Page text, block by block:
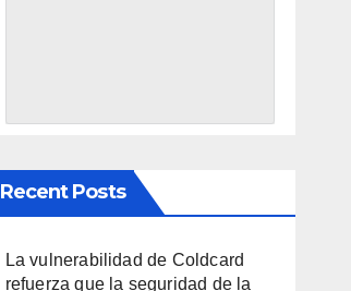
Recent Posts
La vulnerabilidad de Coldcard
refuerza que la seguridad de la